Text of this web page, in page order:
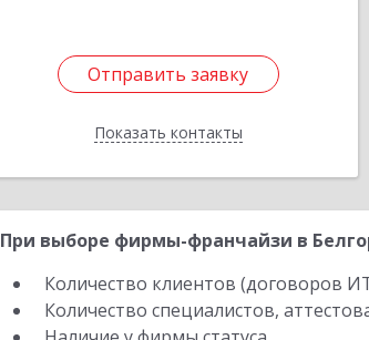
Отправить заявку
Показать контакты
Отправить заявку
Назад
При выборе фирмы-франчайзи в
Количество клиентов (договоров
Количество специалистов,